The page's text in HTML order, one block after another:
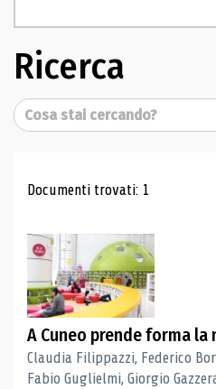
Ricerca
Cerca
Risultati di
Documenti trovati: 1
A Cuneo prende forma
Claudia Filippazzi, Federico
Fabio Guglielmi, Giorgio